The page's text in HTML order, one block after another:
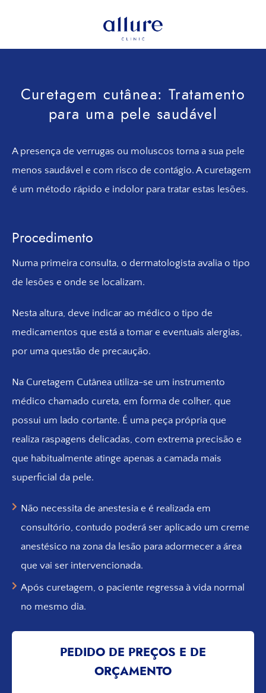
Allure
Allure
Clínica
Endocrinologia,
Nutrição,
Tratamentos
Dermatológicos
Curetagem cutânea: Tratamento
para uma pele saudável
A presença de verrugas ou moluscos torna a sua pele
menos saudável e com risco de contágio. A curetagem
é um método rápido e indolor para tratar estas lesões.
Procedimento
Numa primeira consulta, o dermatologista avalia o tipo
de lesões e onde se localizam.
Nesta altura, deve indicar ao médico o tipo de
medicamentos que está a tomar e eventuais alergias,
por uma questão de precaução.
Na Curetagem Cutânea utiliza-se um instrumento
médico chamado cureta, em forma de colher, que
possui um lado cortante. É uma peça própria que
realiza raspagens delicadas, com extrema precisão e
que habitualmente atinge apenas a camada mais
superficial da pele.
Não necessita de anestesia e é realizada em
consultório, contudo poderá ser aplicado um creme
anestésico na zona da lesão para adormecer a área
que vai ser intervencionada.
Após curetagem, o paciente regressa à vida normal
no mesmo dia.
PEDIDO DE PREÇOS E DE
ORÇAMENTO